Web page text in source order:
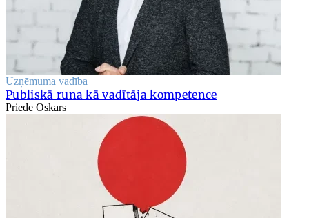
Uzņēmuma vadība
Publiskā runa kā vadītāja kompetence
Priede Oskars